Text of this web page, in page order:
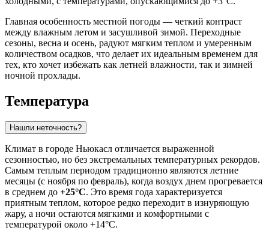
Главная особенность местной погоды — четкий контраст
между влажным летом и засушливой зимой. Переходные
сезоны, весна и осень, радуют мягким теплом и умеренным
количеством осадков, что делает их идеальным временем для
тех, кто хочет избежать как летней влажности, так и зимней
ночной прохлады.
Температура
Нашли неточность?
Климат в городе Ньюкасл отличается выраженной
сезонностью, но без экстремальных температурных рекордов.
Самым теплым периодом традиционно являются летние
месяцы (с ноября по февраль), когда воздух днем прогревается
в среднем до +25°C. Это время года характеризуется
приятным теплом, которое редко переходит в изнуряющую
жару, а ночи остаются мягкими и комфортными с
температурой около +14°C.